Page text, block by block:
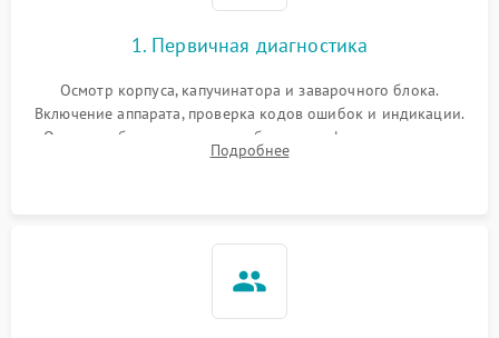
1. Первичная диагностика
Осмотр корпуса, капучинатора и заварочного блока.
Включение аппарата, проверка кодов ошибок и индикации.
Оценка работы помпы, термоблока и кофемолки на слух.
Измерение температуры и давления воды для выявления
Подробнее